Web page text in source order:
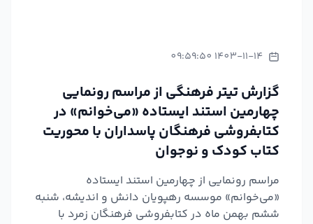
1403-11-14 09:59:50
گزارش تیتر فرهنگی از مراسم رونمایی
چهارمین استند ایستاده «می‌خوانم» در
کتابفروشی فرهنگان پاسداران با محوریت
کتاب کودک و نوجوان
مراسم رونمایی از چهارمین استند ایستاده
«می‌خوانم» موسسه رهپویان دانش و اندیشه، شنبه
ششم بهمن ماه در کتابفروشی فرهنگان زمرد با